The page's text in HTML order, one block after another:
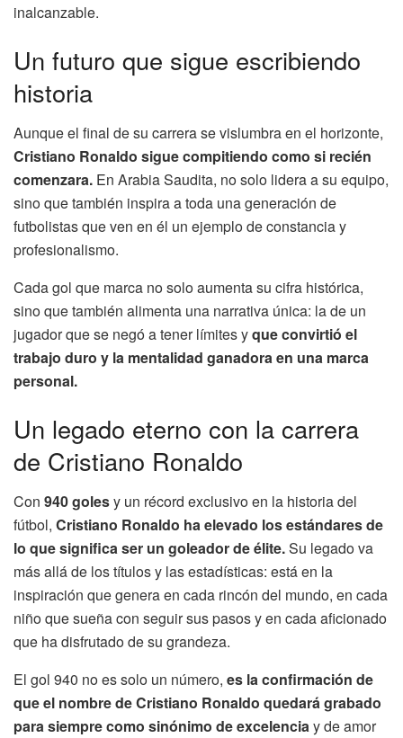
inalcanzable.
Un futuro que sigue escribiendo
historia
Aunque el final de su carrera se vislumbra en el horizonte,
Cristiano Ronaldo sigue compitiendo como si recién
comenzara. En Arabia Saudita, no solo lidera a su equipo,
sino que también inspira a toda una generación de
futbolistas que ven en él un ejemplo de constancia y
profesionalismo.
Cada gol que marca no solo aumenta su cifra histórica,
sino que también alimenta una narrativa única: la de un
jugador que se negó a tener límites yque convirtió el
trabajo duro y la mentalidad ganadora en una marca
personal.
Un legado eterno con la carrera
de Cristiano Ronaldo
Con 940 golesy un récord exclusivo en la historia del
fútbol, Cristiano Ronaldo ha elevado los estándares de
lo que significa ser un goleador de élite.Su legado va
más allá de los títulos y las estadísticas: está en la
inspiración que genera en cada rincón del mundo, en cada
niño que sueña con seguir sus pasos y en cada aficionado
que ha disfrutado de su grandeza.
El gol 940 no es solo un número, es la confirmación de
que el nombre de Cristiano Ronaldo quedará grabado
para siempre como sinónimo de excelenciay de amor